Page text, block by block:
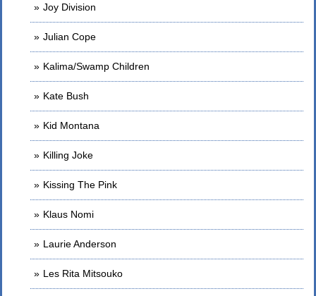
Joy Division
Julian Cope
Kalima/Swamp Children
Kate Bush
Kid Montana
Killing Joke
Kissing The Pink
Klaus Nomi
Laurie Anderson
Les Rita Mitsouko